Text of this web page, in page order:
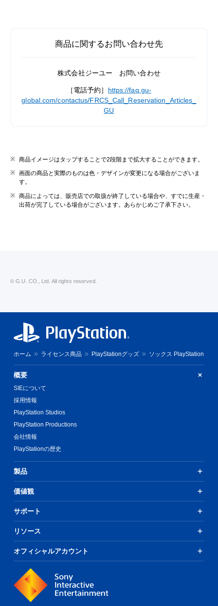
商品に関するお問い合わせ先
株式会社ジーユー お問い合わせ
［電話予約］ https://faq.gu-
global.com/contactus/FRCS_Call_Reservation_Articles_
GU
商品イメージはタップすることで2段階まで拡大することができます。
画面の商品と実際のものは色・デザインが変更になる場合がございま
す。
商品によっては、販売店での取扱が終了している場合や、すでに生産・
出荷が完了している場合がございます。あらかじめご了承下さい。
© G.U. CO., Ltd. All rights reserved.
ホーム ライセンス商品 PlayStationグッズ ソックス PlayStation
概要
SIEについて
採用情報
PlayStation Studios
PlayStation Productions
会社情報
PlayStationの歴史
製品
価値観
サポート
リソース
オフィシャルアカウント